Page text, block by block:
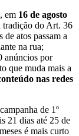
em 16 de agosto
tradição do Art. 36
atos passam a
na rua;
anúncios por
que muda mais a
nas redes
de 1º
21 dias até 25 de
é mais curto